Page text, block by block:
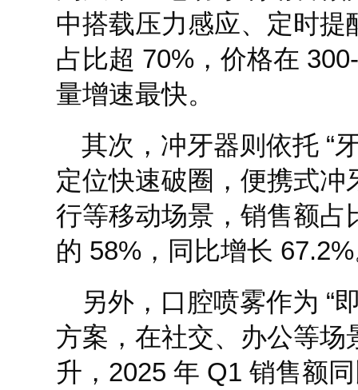
中搭载压力感应、定时提
占比超 70%，价格在
量增速最快。
其次，冲牙器则依托 “
定位快速破圈，便携式冲
行等移动场景，销售额占
的 58%，同比增长
另外，口腔喷雾作为 “
方案，在社交、办公等场
升，2025 年 Q1 销售额